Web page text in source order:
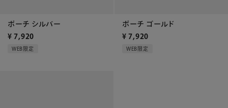
ポーチ シルバー
¥ 7,920
WEB限定
ポーチ ゴールド
¥ 7,920
WEB限定